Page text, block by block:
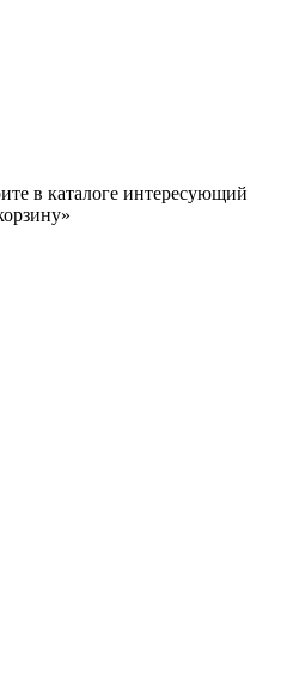
в каталоге интересующий